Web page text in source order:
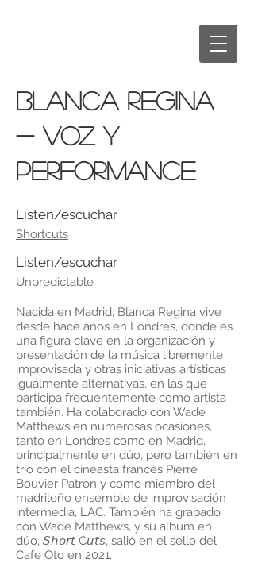
BLANCA REGINA
- voz y
performance
Listen/escuchar
Shortcuts
Listen/escuchar
Unpredictable
Nacida en Madrid, Blanca Regina vive
desde hace años en Londres, donde es
una figura clave en la organización y
presentación de la música libremente
improvisada y otras iniciativas artísticas
igualmente alternativas, en las que
participa frecuentemente como artista
también. Ha colaborado con Wade
Matthews en numerosas ocasiones,
tanto en Londres como en Madrid,
principalmente en dúo, pero también en
trío con el cineasta francés Pierre
Bouvier Patron y como miembro del
madrileño ensemble de improvisación
intermedia, LAC. También ha grabado
con Wade Matthews, y su album en
dúo, 𝘚𝘩𝘰𝘳𝘵 C𝘶𝘵𝘴, salió en el sello del
Cafe Oto en 2021.